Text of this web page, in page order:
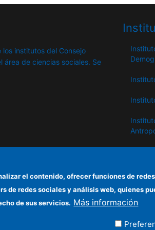
los institutos del Consejo
área de ciencias sociales. Se
Próximo
Públicos
el contenido, ofrecer funciones de
de redes sociales y análisis web, quienes
de sus servicios. Más información